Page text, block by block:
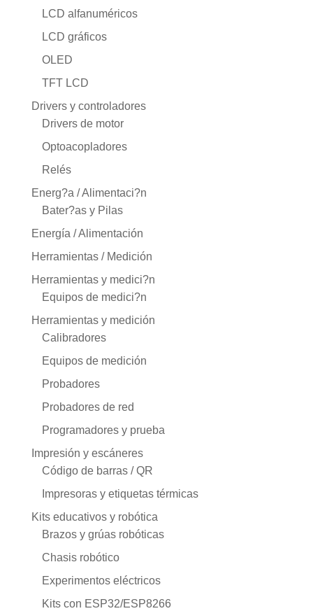
LCD alfanuméricos
LCD gráficos
OLED
TFT LCD
Drivers y controladores
Drivers de motor
Optoacopladores
Relés
Energ?a / Alimentaci?n
Bater?as y Pilas
Energía / Alimentación
Herramientas / Medición
Herramientas y medici?n
Equipos de medici?n
Herramientas y medición
Calibradores
Equipos de medición
Probadores
Probadores de red
Programadores y prueba
Impresión y escáneres
Código de barras / QR
Impresoras y etiquetas térmicas
Kits educativos y robótica
Brazos y grúas robóticas
Chasis robótico
Experimentos eléctricos
Kits con ESP32/ESP8266